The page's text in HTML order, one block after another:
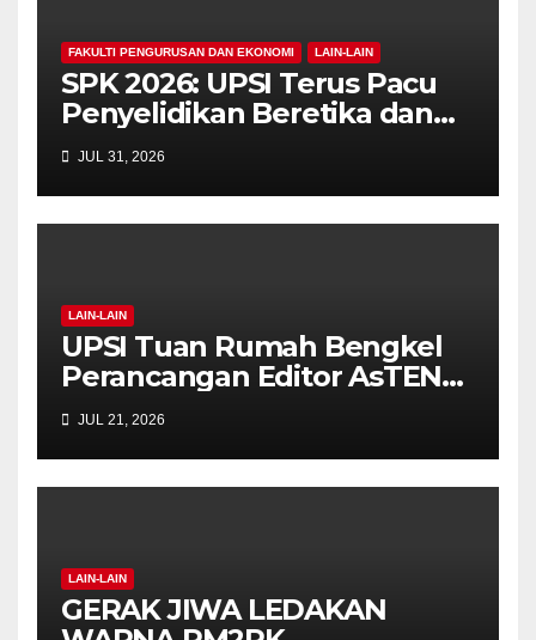
FAKULTI PENGURUSAN DAN EKONOMI LAIN-LAIN
SPK 2026: UPSI Terus Pacu
Penyelidikan Beretika dan
Inovasi Berteraskan
Manusiawi Dalam Era AI
JUL 31, 2026
LAIN-LAIN
UPSI Tuan Rumah Bengkel
Perancangan Editor AsTEN
Journal of Teacher Training
Education
JUL 21, 2026
LAIN-LAIN
GERAK JIWA LEDAKAN